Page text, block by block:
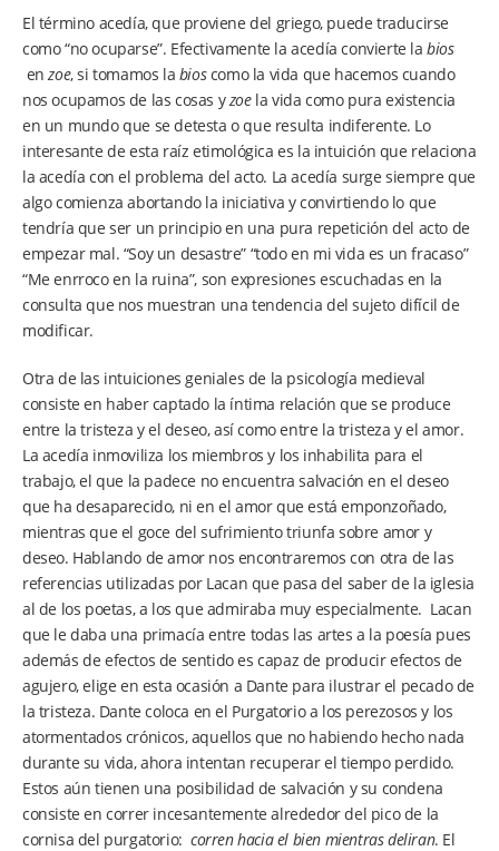
El término acedía, que proviene del griego, puede traducirse
como “no ocuparse”. Efectivamente la acedía convierte labios
enzoe, si tomamos la bioscomo la vida que hacemos cuando
nos ocupamos de las cosas yzoe la vida como pura existencia
en un mundo que se detesta o que resulta indiferente. Lo
interesante de esta raíz etimológica es la intuición que relaciona
la acedía con el problema del acto. La acedía surge siempre que
algo comienza abortando la iniciativa y convirtiendo lo que
tendría que ser un principio en una pura repetición del acto de
empezar mal. “Soy un desastre” “todo en mi vida es un fracaso”
“Me enrroco en la ruina”, son expresiones escuchadas en la
consulta que nos muestran una tendencia del sujeto difícil de
modificar.
Otra de las intuiciones geniales de la psicología medieval
consiste en haber captado la íntima relación que se produce
entre la tristeza y el deseo, así como entre la tristeza y el amor.
La acedía inmoviliza los miembros y los inhabilita para el
trabajo, el que la padece no encuentra salvación en el deseo
que ha desaparecido, ni en el amor que está emponzoñado,
mientras que el goce del sufrimiento triunfa sobre amor y
deseo. Hablando de amor nos encontraremos con otra de las
referencias utilizadas por Lacan que pasa del saber de la iglesia
al de los poetas, a los que admiraba muy especialmente. Lacan
que le daba una primacía entre todas las artes a la poesía pues
además de efectos de sentido es capaz de producir efectos de
agujero, elige en esta ocasión a Dante para ilustrar el pecado de
la tristeza. Dante coloca en el Purgatorio a los perezosos y los
atormentados crónicos, aquellos que no habiendo hecho nada
durante su vida, ahora intentan recuperar el tiempo perdido.
Estos aún tienen una posibilidad de salvación y su condena
consiste en correr incesantemente alrededor del pico de la
cornisa del purgatorio:corren hacia el bien mientras deliran. El